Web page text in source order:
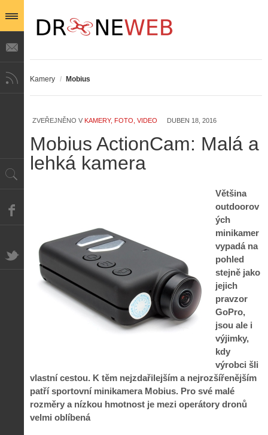
Kamery / Mobius
ZVEŘEJNĚNO V KAMERY, FOTO, VIDEO DUBEN 18, 2016
Mobius ActionCam: Malá a
lehká kamera
Většina
outdoorov
ých
minikamer
vypadá na
pohled
stejně jako
jejich
pravzor
GoPro,
jsou ale i
výjimky,
kdy
výrobci šli
vlastní cestou. K těm nejzdařilejším a nejrozšířenějším
patří sportovní minikamera Mobius. Pro své malé
rozměry a nízkou hmotnost je mezi operátory dronů
velmi oblíbená